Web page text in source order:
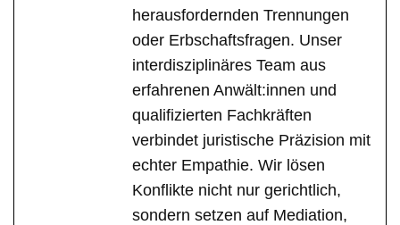
herausfordernden Trennungen
oder Erbschaftsfragen. Unser
interdisziplinäres Team aus
erfahrenen Anwält:innen und
qualifizierten Fachkräften
verbindet juristische Präzision mit
echter Empathie. Wir lösen
Konflikte nicht nur gerichtlich,
sondern setzen auf Mediation,